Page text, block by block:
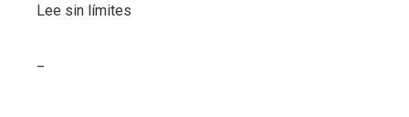
Lee sin límites